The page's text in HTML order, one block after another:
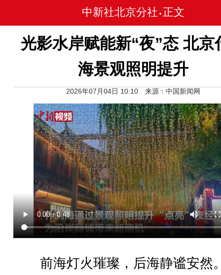
中新社北京分社 • 正文
光影水岸赋能新“夜”态 北京
海景观照明提升
2026年07月04日 10:10 来源：中国新闻网
前海灯火璀璨，后海静谧安然